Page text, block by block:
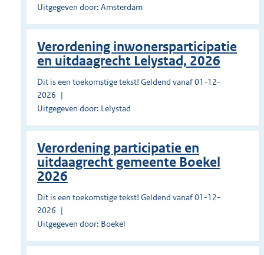
Uitgegeven door: Amsterdam
Verordening inwonersparticipatie
en uitdaagrecht Lelystad, 2026
Dit is een toekomstige tekst! Geldend vanaf 01-12-
2026
Uitgegeven door: Lelystad
Verordening participatie en
uitdaagrecht gemeente Boekel
2026
Dit is een toekomstige tekst! Geldend vanaf 01-12-
2026
Uitgegeven door: Boekel